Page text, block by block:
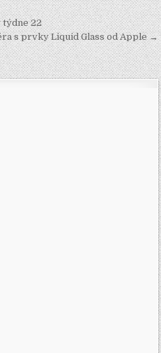
22
s prvky Liquid Glass od Apple →